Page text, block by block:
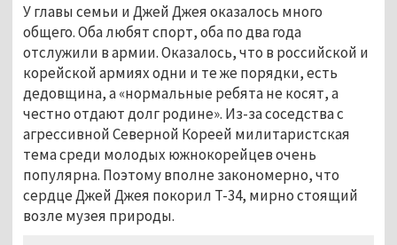
У главы семьи и Джей Джея оказалось много
общего. Оба любят спорт, оба по два года
отслужили в армии. Оказалось, что в российской и
корейской армиях одни и те же порядки, есть
дедовщина, а «нормальные ребята не косят, а
честно отдают долг родине». Из-за соседства с
агрессивной Северной Кореей милитаристская
тема среди молодых южнокорейцев очень
популярна. Поэтому вполне закономерно, что
сердце Джей Джея покорил Т-34, мирно стоящий
возле музея природы.